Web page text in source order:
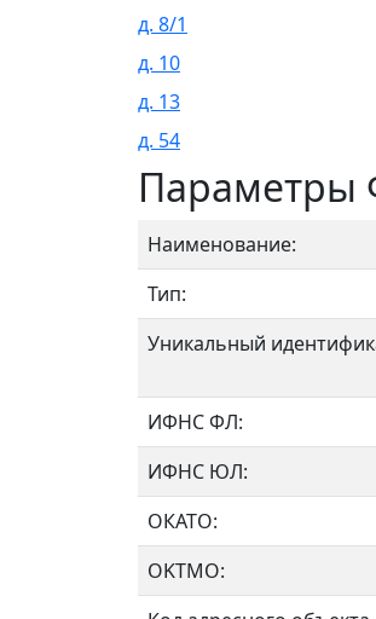
д. 8/1
д. 10
д. 13
д. 54
Параметры
Наименование:
Тип:
Уникальный
ИФНС ФЛ:
ИФНС ЮЛ:
ОКАТО:
OKTMO: